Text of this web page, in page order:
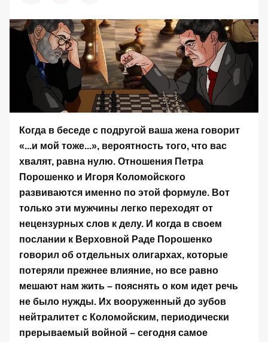
Когда в беседе с подругой ваша жена говорит
«...и мой тоже...», вероятность того, что вас
хвалят, равна нулю. Отношения Петра
Порошенко и Игоря Коломойского
развиваются именно по этой формуле. Вот
только эти мужчины легко переходят от
нецензурных слов к делу. И когда в своем
послании к Верховной Раде Порошенко
говорил об отдельных олигархах, которые
потеряли прежнее влияние, но все равно
мешают нам жить – пояснять о ком идет речь
не было нужды. Их вооруженный до зубов
нейтралитет с Коломойским, периодически
прерываемый войной – сегодня самое